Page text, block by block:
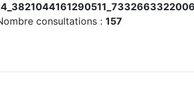
consultations : 157